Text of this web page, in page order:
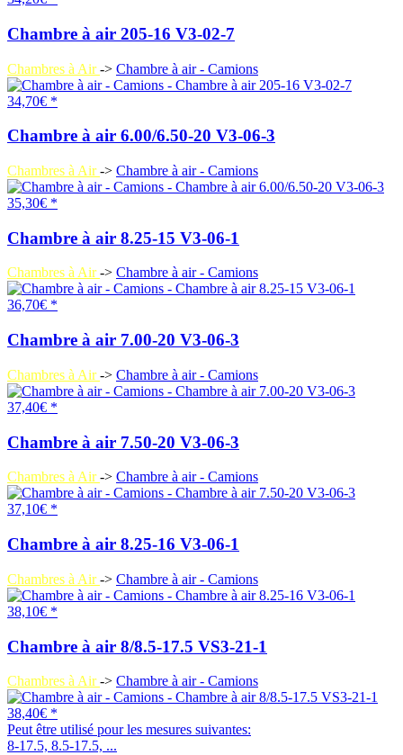
Chambre à air 205-16 V3-02-7
Chambres à Air-> Chambre à air - Camions
34,70€ *
Chambre à air 6.00/6.50-20 V3-06-3
Chambres à Air-> Chambre à air - Camions
35,30€ *
Chambre à air 8.25-15 V3-06-1
Chambres à Air-> Chambre à air - Camions
36,70€ *
Chambre à air 7.00-20 V3-06-3
Chambres à Air-> Chambre à air - Camions
37,40€ *
Chambre à air 7.50-20 V3-06-3
Chambres à Air-> Chambre à air - Camions
37,10€ *
Chambre à air 8.25-16 V3-06-1
Chambres à Air-> Chambre à air - Camions
38,10€ *
Chambre à air 8/8.5-17.5 VS3-21-1
Chambres à Air-> Chambre à air - Camions
38,40€ *
Peut être utilisé pour les mesures suivantes:
8-17.5, 8.5-17.5, ...